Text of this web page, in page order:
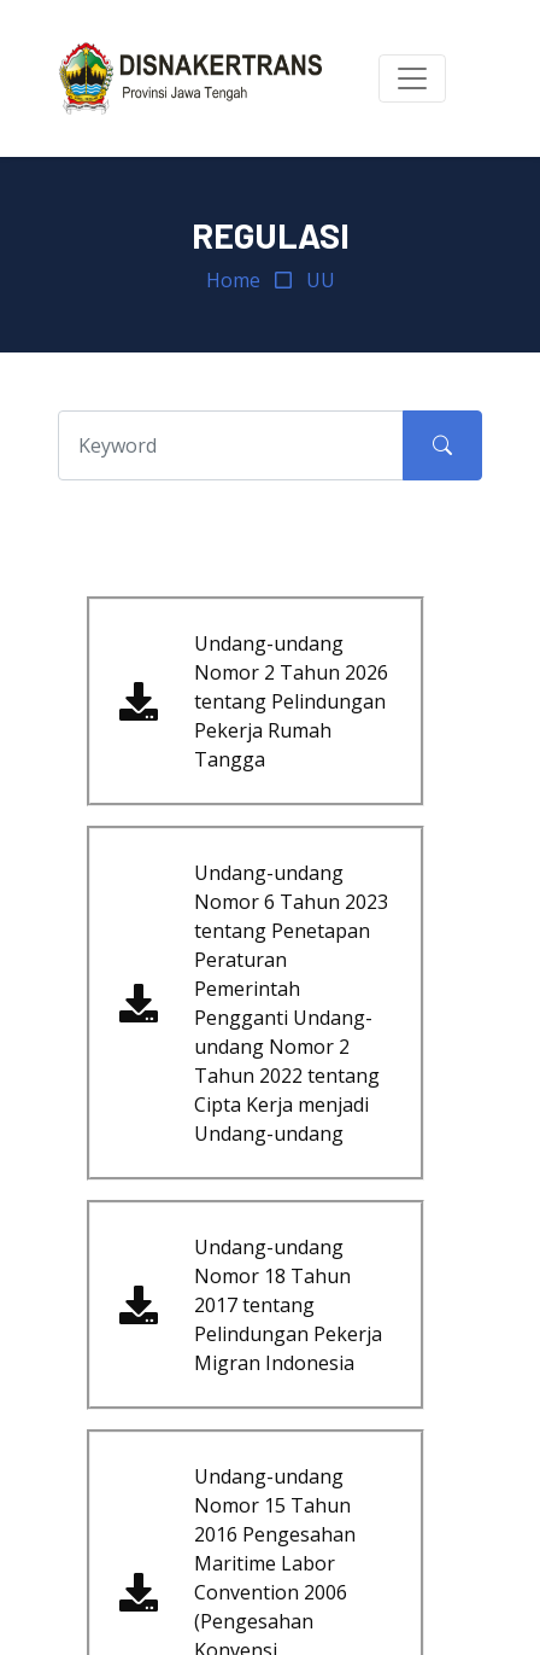
REGULASI
Home UU
Undang-undang
Nomor 2 Tahun 2026
tentang Pelindungan
Pekerja Rumah
Tangga
Undang-undang
Nomor 6 Tahun 2023
tentang Penetapan
Peraturan
Pemerintah
Pengganti Undang-
undang Nomor 2
Tahun 2022 tentang
Cipta Kerja menjadi
Undang-undang
Undang-undang
Nomor 18 Tahun
2017 tentang
Pelindungan Pekerja
Migran Indonesia
Undang-undang
Nomor 15 Tahun
2016 Pengesahan
Maritime Labor
Convention 2006
(Pengesahan